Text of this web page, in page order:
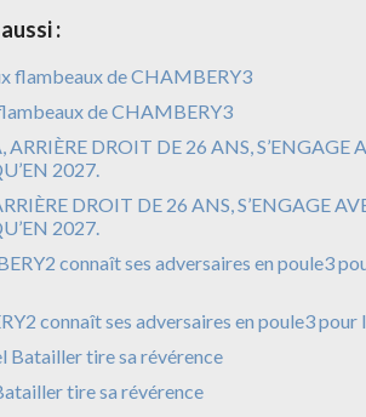
:
de CHAMBERY3
DROIT DE 26 ANS, S’ENGAGE
2027.
connaît ses adversaires en poule3 pour
tire sa révérence